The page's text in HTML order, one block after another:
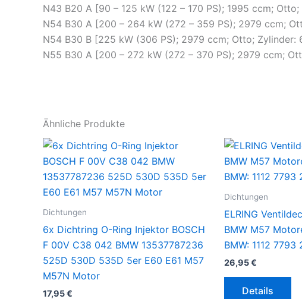
N43 B20 A [90 – 125 kW (122 – 170 PS); 1995 ccm;
N54 B30 A [200 – 264 kW (272 – 359 PS); 2979 ccm;
N54 B30 B [225 kW (306 PS); 2979 ccm; Otto; Zylinder:
N55 B30 A [200 – 272 kW (272 – 370 PS); 2979 ccm;
Ähnliche Produkte
Dichtungen
6x Dichtring O-Ring Injektor BOSCH
F 00V C38 042 BMW 13537787236
525D 530D 535D 5er E60 E61 M57
M57N Motor
17,95€
Dichtungen
ELRING
BMW M57
BMW: 1112
26,95€
Details